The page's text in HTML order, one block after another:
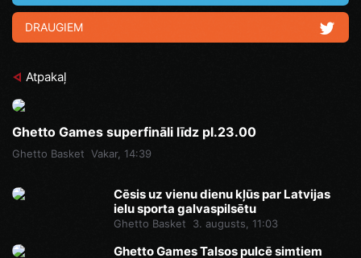
DRAUGIEM
Atpakaļ
Ghetto Games superfināli līdz pl.23.00
Ghetto Basket Vakar, 14:39
Cēsis uz vienu dienu kļūs par Latvijas
ielu sporta galvaspilsētu
Ghetto Basket 3. augusts, 11:03
Ghetto Games Talsos pulcē simtiem